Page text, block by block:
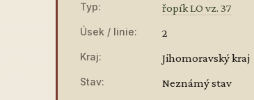
Typ: řopík LO vz. 37
Úsek / linie: 2
Kraj: Jihomoravský kraj
Stav: Neznámý stav